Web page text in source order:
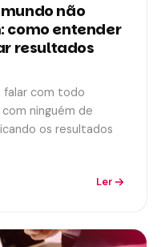
não
como entender
resultados
falar com todo
ninguém de
os resultados
Ler